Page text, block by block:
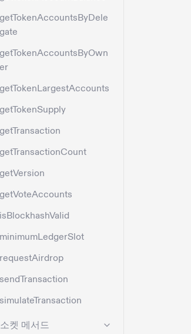
getTokenAccountsByDele
gate
getTokenAccountsByOwn
er
getTokenLargestAccounts
getTokenSupply
getTransaction
getTransactionCount
getVersion
getVoteAccounts
isBlockhashValid
minimumLedgerSlot
requestAirdrop
sendTransaction
simulateTransaction
켓 메서드